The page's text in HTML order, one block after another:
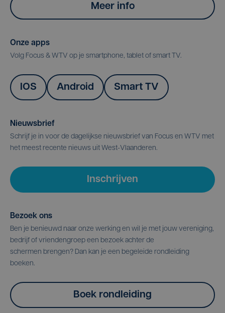
Meer info
Onze apps
Volg Focus & WTV op je smartphone, tablet of smart TV.
IOS Android Smart TV
Nieuwsbrief
Schrijf je in voor de dagelijkse nieuwsbrief van Focus en WTV met
het meest recente nieuws uit West-Vlaanderen.
Inschrijven
Bezoek ons
Ben je benieuwd naar onze werking en wil je met jouw vereniging,
bedrijf of vriendengroep een bezoek achter de
schermen brengen? Dan kan je een begeleide rondleiding
boeken.
Boek rondleiding